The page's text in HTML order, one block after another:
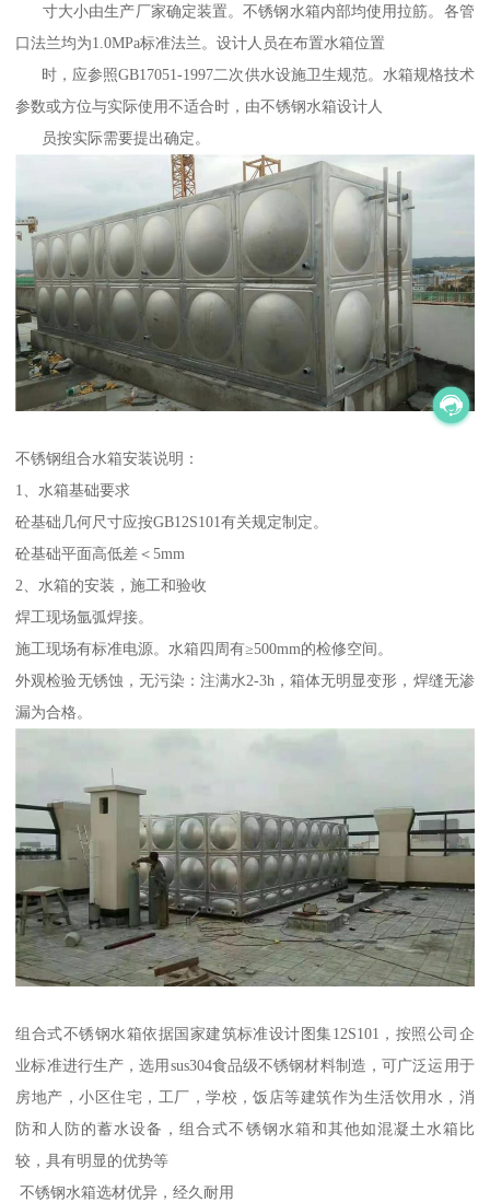
寸大小由生产厂家确定装置。不锈钢水箱内部均使用拉筋。各管
口法兰均为1.0MPa标准法兰。设计人员在布置水箱位置
时，应参照GB17051-1997二次供水设施卫生规范。水箱规格技术
参数或方位与实际使用不适合时，由不锈钢水箱设计人
员按实际需要提出确定。
不锈钢组合水箱安装说明：
1、水箱基础要求
砼基础几何尺寸应按GB12S101有关规定制定。
砼基础平面高低差＜5mm
2、水箱的安装，施工和验收
焊工现场氩弧焊接。
施工现场有标准电源。水箱四周有≥500mm的检修空间。
外观检验无锈蚀，无污染：注满水2-3h，箱体无明显变形，焊缝无渗
漏为合格。
组合式不锈钢水箱依据国家建筑标准设计图集12S101，按照公司企
业标准进行生产，选用sus304食品级不锈钢材料制造，可广泛运用于
房地产，小区住宅，工厂，学校，饭店等建筑作为生活饮用水，消
防和人防的蓄水设备，组合式不锈钢水箱和其他如混凝土水箱比
较，具有明显的优势等
不锈钢水箱选材优异，经久耐用